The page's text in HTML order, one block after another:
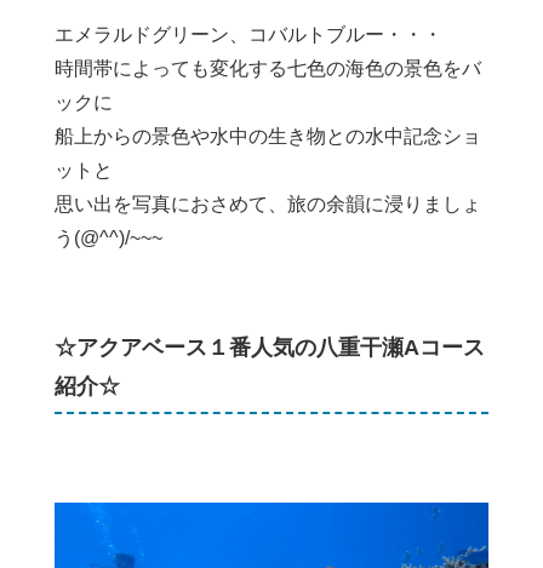
エメラルドグリーン、コバルトブルー・・・
時間帯によっても変化する七色の海色の景色をバ
ックに
船上からの景色や水中の生き物との水中記念ショ
ットと
思い出を写真におさめて、旅の余韻に浸りましょ
う(@^^)/~~~
☆アクアベース１番人気の八重干瀬Aコース
紹介☆